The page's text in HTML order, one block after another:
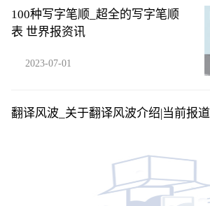
100种写字笔顺_超全的写字笔顺
表 世界报资讯
2023-07-01
翻译风波_关于翻译风波介绍|当前报道